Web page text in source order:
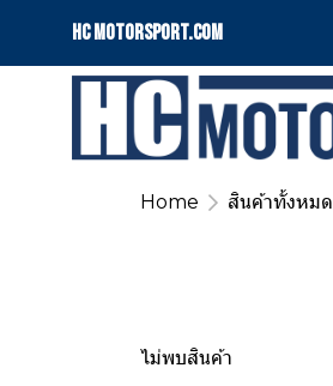
HC motorsport.COM
Home สินค้าทั้งหมด
ไม่พบสินค้า